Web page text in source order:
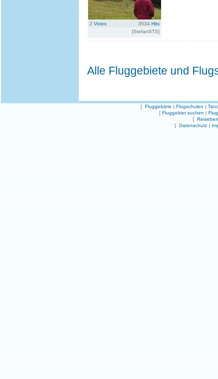
2 Votes 3534 Hits
[StefanSTS]
Alle Fluggebiete und
[ Fluggebiete | Flugschulen |
[ Fluggebiet suchen |
[
[ Datenschutz |